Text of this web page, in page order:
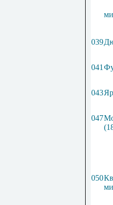
039
041
043
047
050